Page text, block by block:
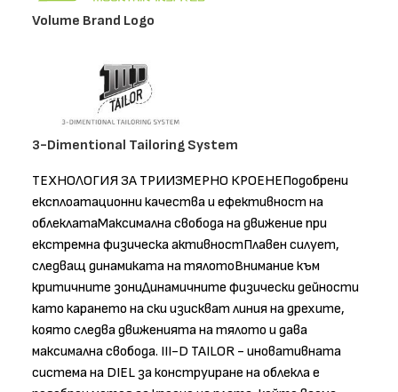
Volume Brand Logo
3-Dimentional Tailoring System
ТЕХНОЛОГИЯ ЗА ТРИИЗМЕРНО КРОЕНЕПодобрени
експлоатационни качества и ефективност на
облеклатаМаксимална свобода на движение при
екстремна физическа активностПлавен силует,
следващ динамиката на тялотоВнимание към
критичните зониДинамичните физически дейности
като карането на ски изискват линия на дрехите,
която следва движенията на тялото и дава
максимална свобода. III-D TAILOR - иновативната
система на DIEL за конструиране на облекла е